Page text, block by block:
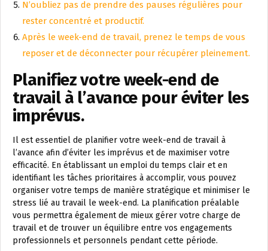
N’oubliez pas de prendre des pauses régulières pour
rester concentré et productif.
Après le week-end de travail, prenez le temps de vous
reposer et de déconnecter pour récupérer pleinement.
Planifiez votre week-end de
travail à l’avance pour éviter les
imprévus.
Il est essentiel de planifier votre week-end de travail à
l’avance afin d’éviter les imprévus et de maximiser votre
efficacité. En établissant un emploi du temps clair et en
identifiant les tâches prioritaires à accomplir, vous pouvez
organiser votre temps de manière stratégique et minimiser le
stress lié au travail le week-end. La planification préalable
vous permettra également de mieux gérer votre charge de
travail et de trouver un équilibre entre vos engagements
professionnels et personnels pendant cette période.